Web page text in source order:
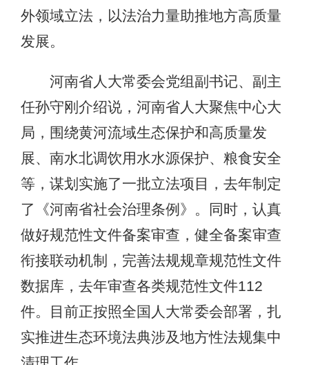
外领域立法，以法治力量助推地方高质量
发展。
河南省人大常委会党组副书记、副主
任孙守刚介绍说，河南省人大聚焦中心大
局，围绕黄河流域生态保护和高质量发
展、南水北调饮用水水源保护、粮食安全
等，谋划实施了一批立法项目，去年制定
了《河南省社会治理条例》。同时，认真
做好规范性文件备案审查，健全备案审查
衔接联动机制，完善法规规章规范性文件
数据库，去年审查各类规范性文件112
件。目前正按照全国人大常委会部署，扎
实推进生态环境法典涉及地方性法规集中